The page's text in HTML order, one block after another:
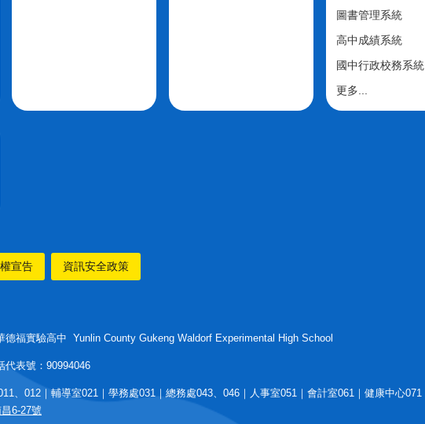
圖書管理系統
高中成績系統
國中行政校務系統
更多...
宣告 資訊安全政策
福實驗高中 Yunlin County Gukeng Waldorf Experimental High School
表號：90994046
、012｜輔導室021｜學務處031｜總務處043、046｜人事室051｜會計室061｜健康中心071
6-27號